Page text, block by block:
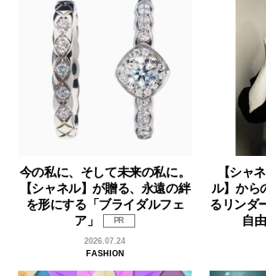
今の私に、そして未来の私に。
【シャネル】が贈る、永遠の絆
を形にする「ブライダルフェ
ア」
PR
2026.07.24
FASHION
【シャ
ル】から
るリンダ
自